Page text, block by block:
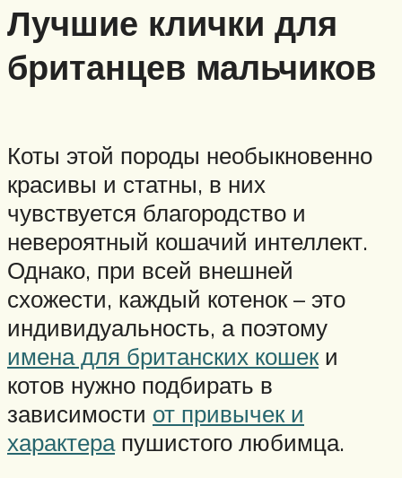
Лучшие клички для
британцев мальчиков
Коты этой породы необыкновенно
красивы и статны, в них
чувствуется благородство и
невероятный кошачий интеллект.
Однако, при всей внешней
схожести, каждый котенок – это
индивидуальность, а поэтому
имена для британских кошеки
котов нужно подбирать в
зависимости от привычек и
характерапушистого любимца.